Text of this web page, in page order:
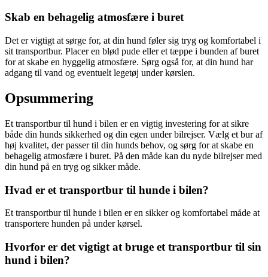
Skab en behagelig atmosfære i buret
Det er vigtigt at sørge for, at din hund føler sig tryg og komfortabel i
sit transportbur. Placer en blød pude eller et tæppe i bunden af buret
for at skabe en hyggelig atmosfære. Sørg også for, at din hund har
adgang til vand og eventuelt legetøj under kørslen.
Opsummering
Et transportbur til hund i bilen er en vigtig investering for at sikre
både din hunds sikkerhed og din egen under bilrejser. Vælg et bur af
høj kvalitet, der passer til din hunds behov, og sørg for at skabe en
behagelig atmosfære i buret. På den måde kan du nyde bilrejser med
din hund på en tryg og sikker måde.
Hvad er et transportbur til hunde i bilen?
Et transportbur til hunde i bilen er en sikker og komfortabel måde at
transportere hunden på under kørsel.
Hvorfor er det vigtigt at bruge et transportbur til sin
hund i bilen?